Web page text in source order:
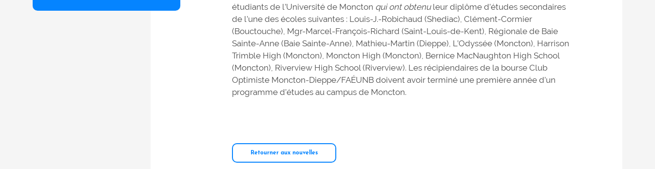
étudiants de l’Université de Moncton qui ont obtenu leur diplôme d’études secondaires
de l’une des écoles suivantes : Louis-J.-Robichaud (Shediac), Clément-Cormier
(Bouctouche), Mgr-Marcel-François-Richard (Saint-Louis-de-Kent), Régionale de Baie
Sainte-Anne (Baie Sainte-Anne), Mathieu-Martin (Dieppe), L’Odyssée (Moncton), Harrison
Trimble High (Moncton), Moncton High (Moncton), Bernice MacNaughton High School
(Moncton), Riverview High School (Riverview). Les récipiendaires de la bourse Club
Optimiste Moncton-Dieppe/FAÉUNB doivent avoir terminé une première année d’un
programme d’études au campus de Moncton.
Retourner aux nouvelles